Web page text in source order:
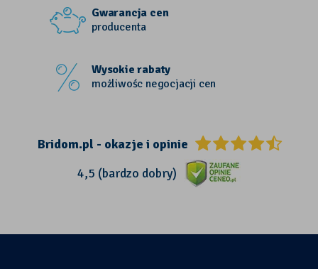
Gwarancja cen
producenta
Wysokie rabaty
możliwośc negocjacji cen
Bridom.pl - okazje i opinie
4,5 (bardzo dobry)